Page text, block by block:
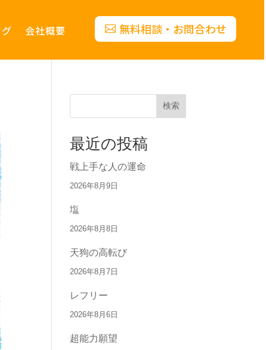
会社概要 無料相談・お問合わせ
検索
最近の投稿
戦上手な人の運命
2026年8月9日
塩
2026年8月8日
天狗の高転び
2026年8月7日
レフリー
2026年8月6日
超能力願望